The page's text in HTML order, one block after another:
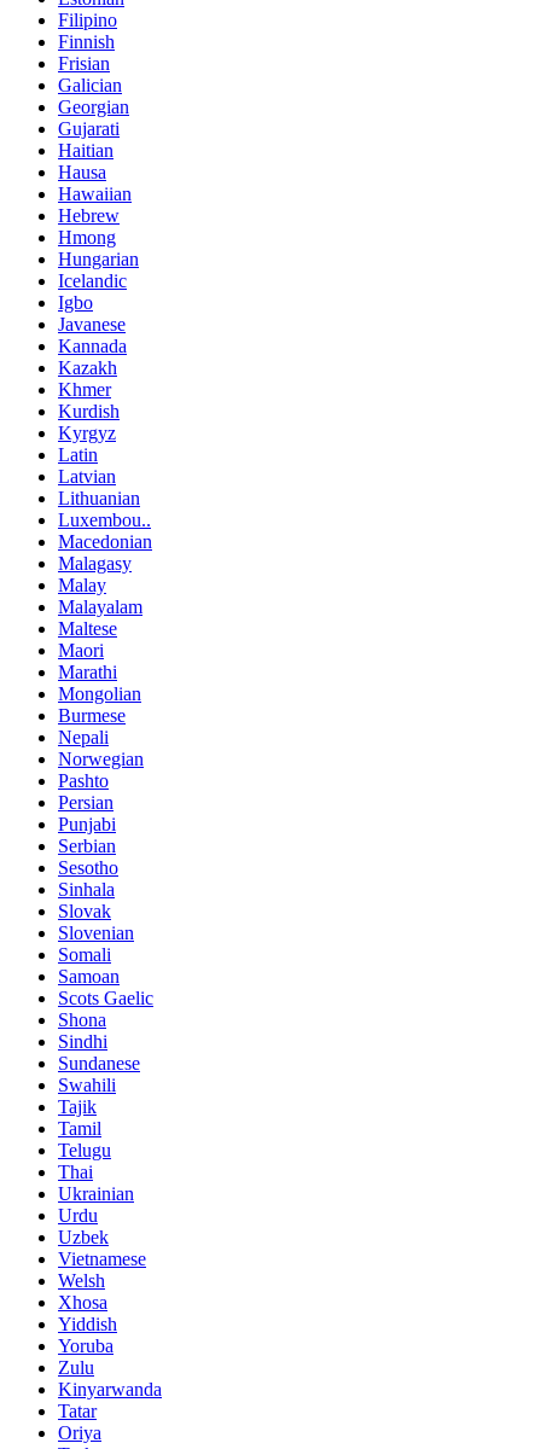
Filipino
Finnish
Frisian
Galician
Georgian
Gujarati
Haitian
Hausa
Hawaiian
Hebrew
Hmong
Hungarian
Icelandic
Igbo
Javanese
Kannada
Kazakh
Khmer
Kurdish
Kyrgyz
Latin
Latvian
Lithuanian
Luxembou..
Macedonian
Malagasy
Malay
Malayalam
Maltese
Maori
Marathi
Mongolian
Burmese
Nepali
Norwegian
Pashto
Persian
Punjabi
Serbian
Sesotho
Sinhala
Slovak
Slovenian
Somali
Samoan
Scots Gaelic
Shona
Sindhi
Sundanese
Swahili
Tajik
Tamil
Telugu
Thai
Ukrainian
Urdu
Uzbek
Vietnamese
Welsh
Xhosa
Yiddish
Yoruba
Zulu
Kinyarwanda
Tatar
Oriya